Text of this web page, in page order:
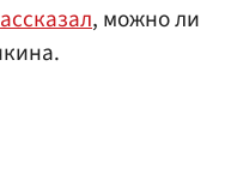
, можно ли